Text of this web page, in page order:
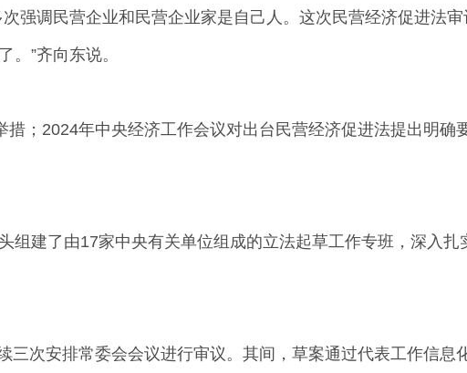
调民营企业和民营企业家是自己人。这次民营经济促进法
”齐向东说。
；2024年中央经济工作会议对出台民营经济促进法提出明确
建了由17家中央有关单位组成的立法起草工作专班，深入扎
安排常委会会议进行审议。其间，草案通过代表工作信息